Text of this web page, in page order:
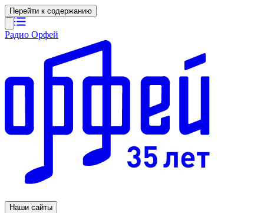
Перейти к содержанию
Радио Орфей
Наши сайты